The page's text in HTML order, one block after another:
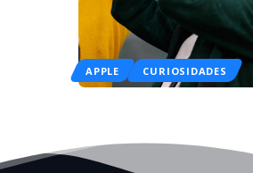
APPLE CURIOSIDADES